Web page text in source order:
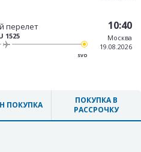
перелет
1525
SVO
10:40
Москва
19.08.2026
ПОКУПКА
ПОКУПКА В
РАССРОЧКУ